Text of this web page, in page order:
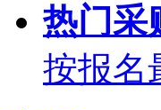
热门采
按报名